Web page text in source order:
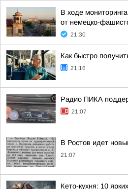
В ходе
от немецко-
21:30
Как быстро
21:16
Радио ПИКА
21:07
В Ростов идет
21:07
Кето-кухня: 10